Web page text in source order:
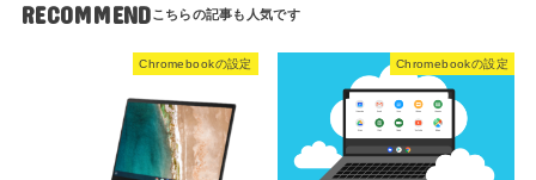
RECOMMEND
Chromebookの設定 Chromebookの設定